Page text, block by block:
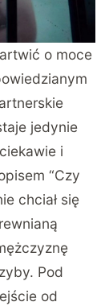
o moce
jedynie
i
“Czy
chciał się
Pod
od